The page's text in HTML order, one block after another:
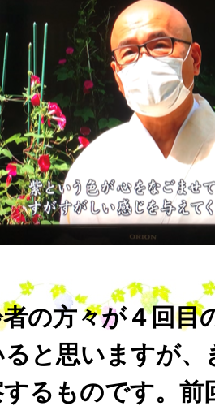
の方々が４回目
と思いますが、
るものです。前